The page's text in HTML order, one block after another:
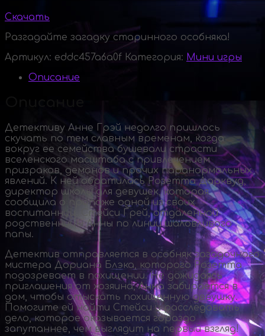
Скачать
Разгадайте загадку старинного особняка!
Артикул: eddc457a6a0f Категория: Мини игры
Описание
Детективу Анне Грэй недолго пришлось
скучать по тем славным временам, когда
вокруг ее семейства бушевали страсти
вселенского масштаба с привлечением
призраков, демонов и прочих паранормальных
явлений. К ней обратилась Розетта Дарквуд,
директор школы для девушек, которая
сообщила о пропаже одной из своих
воспитанниц, Стейси Грей, отдаленной
родственницы Анны по линии шаловливого
папы.
Детектив отправляется в особняк загадочного
мистера Дориана Блэка, которого Розетта
подозревает в похищении. Не дожидаясь
приглашения от хозяина, Анна забирается в
дом, чтобы отыскать похищенную девушку.
Помогите ей найти Стейси и расследовать
дело, которое оказывается гораздо
запутаннее, чем выглядит на первый взгляд!